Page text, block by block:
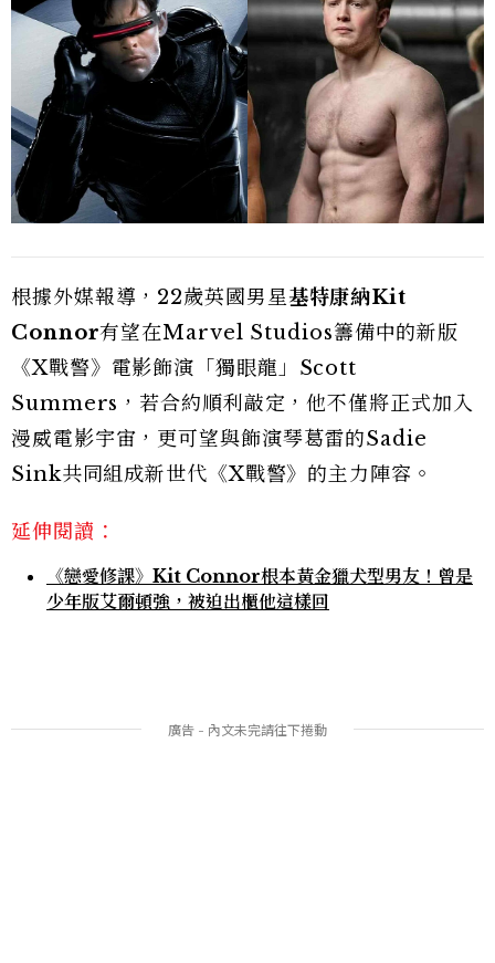
根據外媒報導，22歲英國男星基特康納Kit
Connor有望在Marvel Studios籌備中的新版
《X戰警》電影飾演「獨眼龍」Scott
Summers，若合約順利敲定，他不僅將正式加入
漫威電影宇宙，更可望與飾演琴葛雷的Sadie
Sink共同組成新世代《X戰警》的主力陣容。
延伸閱讀：
《戀愛修課》Kit Connor根本黃金獵犬型男友！曾是
少年版艾爾頓強，被迫出櫃他這樣回